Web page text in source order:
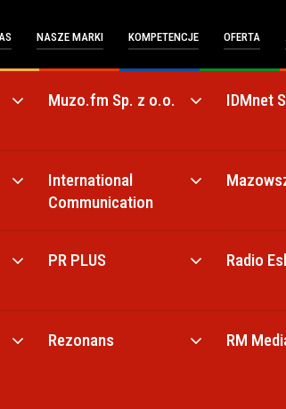
NASZE MARKI KOMPETENCJE OFERTA
Muzo.fm Sp. z o.o. IDMnet
International
Communication
PR PLUS Radio
Rezonans RM